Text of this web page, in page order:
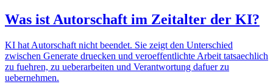
Was ist Autorschaft im Zeitalter der KI?
KI hat Autorschaft nicht beendet. Sie zeigt den Unterschied
zwischen Generate druecken und veroeffentlichte Arbeit tatsaechlich
zu fuehren, zu ueberarbeiten und Verantwortung dafuer zu
uebernehmen.